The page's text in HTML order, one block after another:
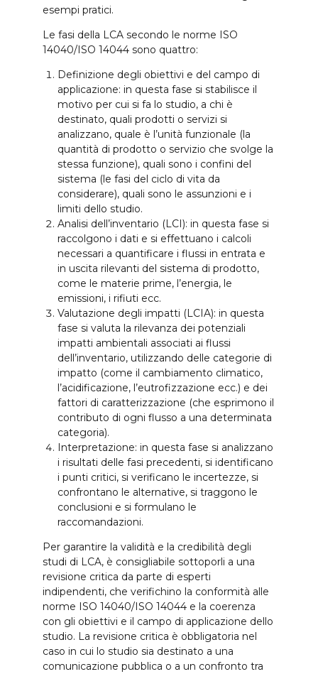
esempi pratici.
Le fasi della LCA secondo le norme ISO
14040/ISO 14044 sono quattro:
Definizione degli obiettivi e del campo di
applicazione: in questa fase si stabilisce il
motivo per cui si fa lo studio, a chi è
destinato, quali prodotti o servizi si
analizzano, quale è l’unità funzionale (la
quantità di prodotto o servizio che svolge la
stessa funzione), quali sono i confini del
sistema (le fasi del ciclo di vita da
considerare), quali sono le assunzioni e i
limiti dello studio.
Analisi dell’inventario (LCI): in questa fase si
raccolgono i dati e si effettuano i calcoli
necessari a quantificare i flussi in entrata e
in uscita rilevanti del sistema di prodotto,
come le materie prime, l’energia, le
emissioni, i rifiuti ecc.
Valutazione degli impatti (LCIA): in questa
fase si valuta la rilevanza dei potenziali
impatti ambientali associati ai flussi
dell’inventario, utilizzando delle categorie di
impatto (come il cambiamento climatico,
l’acidificazione, l’eutrofizzazione ecc.) e dei
fattori di caratterizzazione (che esprimono il
contributo di ogni flusso a una determinata
categoria).
Interpretazione: in questa fase si analizzano
i risultati delle fasi precedenti, si identificano
i punti critici, si verificano le incertezze, si
confrontano le alternative, si traggono le
conclusioni e si formulano le
raccomandazioni.
Per garantire la validità e la credibilità degli
studi di LCA, è consigliabile sottoporli a una
revisione critica da parte di esperti
indipendenti, che verifichino la conformità alle
norme ISO 14040/ISO 14044 e la coerenza
con gli obiettivi e il campo di applicazione dello
studio. La revisione critica è obbligatoria nel
caso in cui lo studio sia destinato a una
comunicazione pubblica o a un confronto tra